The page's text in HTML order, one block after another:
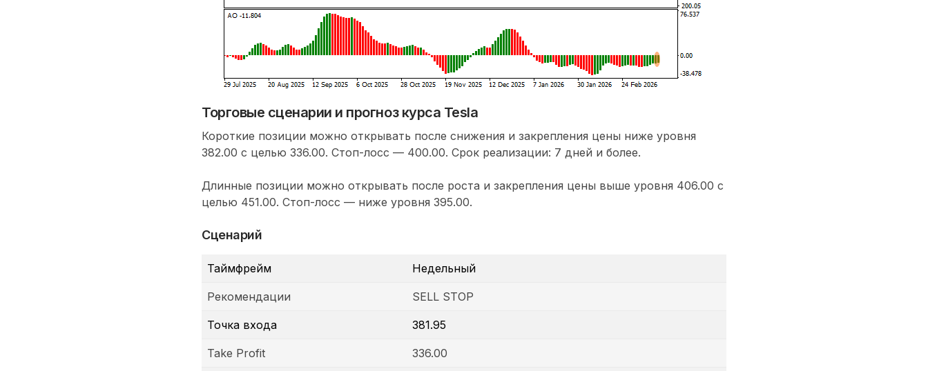
Торговые сценарии и прогноз курса Tesla
Короткие позиции можно открывать после снижения и закрепления цены ниже уровня
382.00 с целью 336.00. Стоп-лосс — 400.00. Срок реализации: 7 дней и более.
Длинные позиции можно открывать после роста и закрепления цены выше уровня 406.00 с
целью 451.00. Стоп-лосс — ниже уровня 395.00.
Сценарий
Таймфрейм Недельный
Рекомендации SELL STOP
Точка входа 381.95
Take Profit 336.00